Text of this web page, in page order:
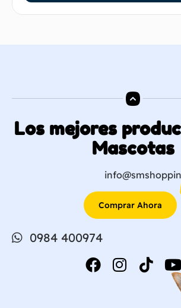
Los mejores
Mascotas
Comprar Ahora
0984 400974